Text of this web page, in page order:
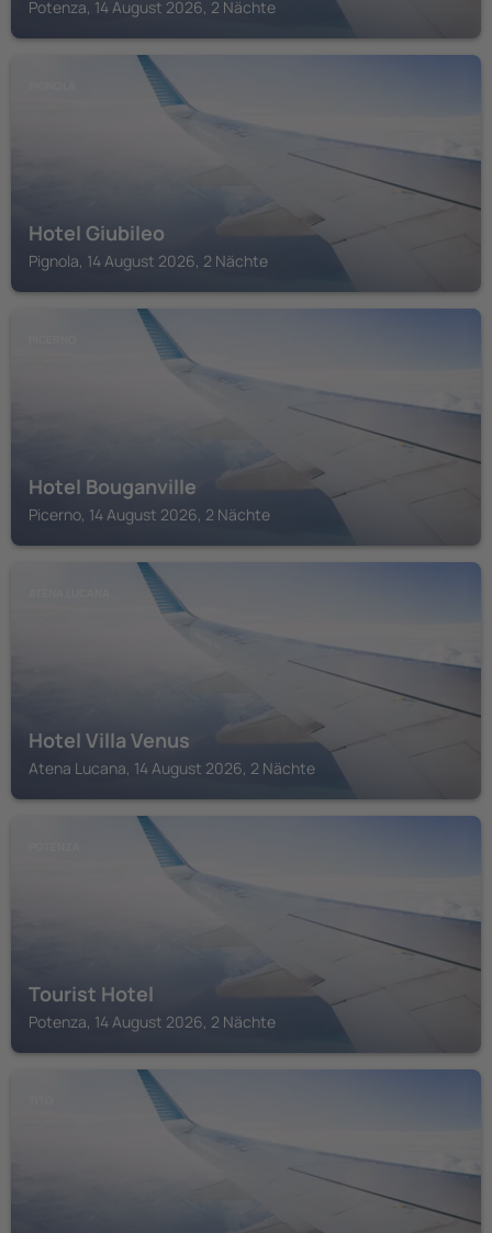
Potenza, 14 August 2026, 2 Nächte
Hotel Giubileo
Pignola, 14 August 2026, 2 Nächte
Hotel Bouganville
Picerno, 14 August 2026, 2 Nächte
Hotel Villa Venus
Atena Lucana, 14 August 2026, 2 Nächte
Tourist Hotel
Potenza, 14 August 2026, 2 Nächte